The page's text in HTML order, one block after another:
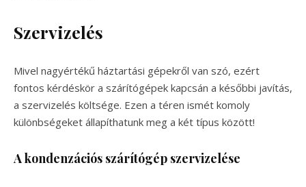
Szervizelés
Mivel nagyértékű háztartási gépekről van szó, ezért
fontos kérdéskör a szárítógépek kapcsán a későbbi javítás,
a szervizelés költsége. Ezen a téren ismét komoly
különbségeket állapíthatunk meg a két típus között!
A kondenzációs szárítógép szervizelése